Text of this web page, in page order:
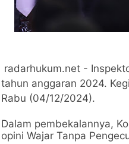
radarhukum.net -
tahun anggaran 2024.
Rabu (04/12/2024).
Dalam pembekalannya,
opini Wajar Tanpa